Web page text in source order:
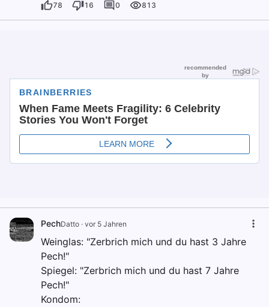
78 16 0 813
PechDatto · vor 5 Jahren
Weinglas: "Zerbrich mich und du hast 3 Jahre
Pech!"
Spiegel: "Zerbrich mich und du hast 7 Jahre
Pech!"
Kondom: